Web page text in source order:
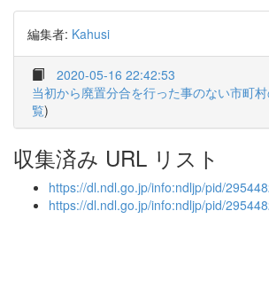
編集者: Kahusi
2020-05-16 22:42:53
当初から廃置分合を行った事のない市町
覧)
収集済み URL リスト
https://dl.ndl.go.jp/info:ndljp/pid/
https://dl.ndl.go.jp/info:ndljp/pid/